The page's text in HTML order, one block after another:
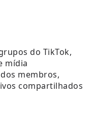
do TikTok,
mídia
membros,
compartilhados